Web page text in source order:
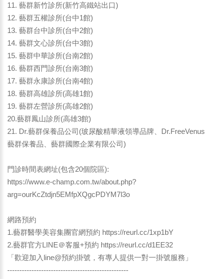
11. 藝群新竹診所(新竹高鐵站出口)
12. 藝群五權診所(台中1館)
13. 藝群台中診所(台中2館)
14. 藝群文心診所(台中3館)
15. 藝群中華診所(台南2館)
16. 藝群西門診所(台南3館)
17. 藝群永康診所(台南4館)
18. 藝群高雄診所(高雄1館)
19. 藝群左營診所(高雄2館)
20.藝群鳳山診所(高雄3館)
21. Dr.藝群保養品公司(玻尿酸精華液領導品牌、Dr.FreeVenus
藝群保養品、藝群國際企業有限公司)
門診時間表網址(包含20個院區):
https://www.e-champ.com.tw/about.php?
arg=ourKcZtdjn5EMfpXQgcPDYM7l3o
網路預約
1.藝群醫學美容集團官網預約 https://reurl.cc/1xp1bY
2.藝群官方LINE＠客服+預約 https://reurl.cc/d1EE32
「歡迎加入line@預約掛號，有專人提供一對一掛號服務」
--------------------------------------------------